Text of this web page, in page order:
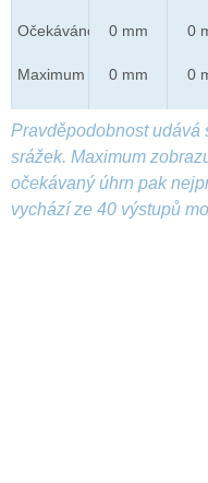
Očekáváno
Maximum
0 mm
0 mm
0
0
Pravděpodobnost udává
srážek. Maximum
očekávaný úhrn pak
vychází ze 40 výstupů